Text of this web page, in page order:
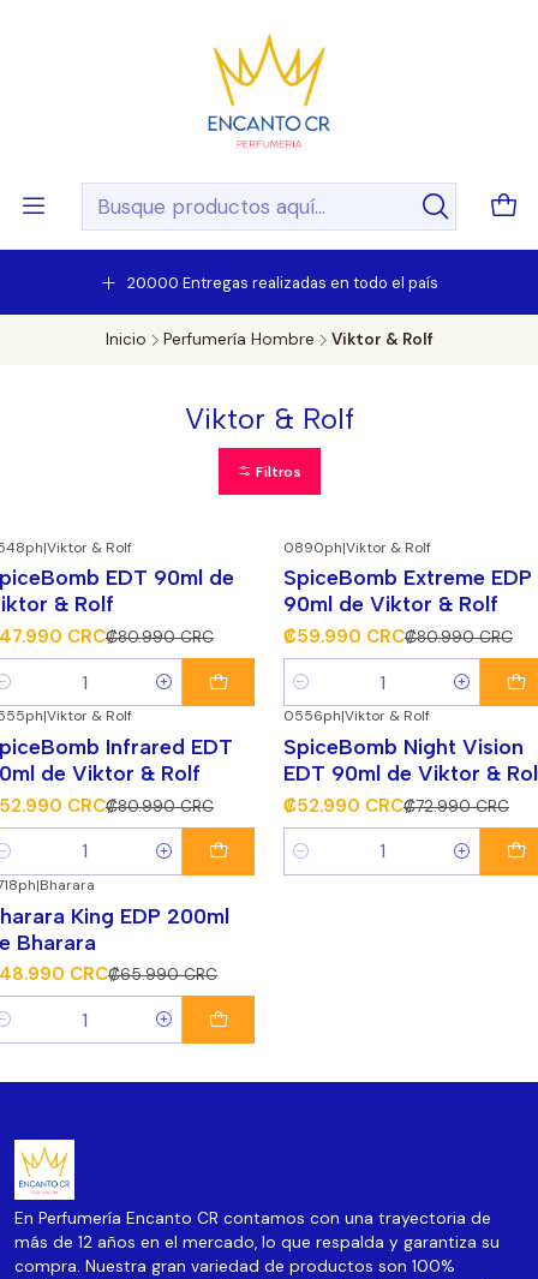
20.000 Entregas realizadas en todo el país
Inicio Perfumería Hombre Viktor & Rolf
Viktor & Rolf
Filtros
¡Súper Descuento!
|Viktor & Rolf
EDT 90ml de
& Rolf
CRC₡80.990 CRC
-26%¡Súper Descuento!
0890ph|Viktor & Rolf
SpiceBomb Extreme EDP
90ml de Viktor & Rolf
₡59.990 CRC₡80.990 CRC
Cantidad
¡Súper Descuento!
|Viktor & Rolf
Infrared EDT
de Viktor & Rolf
CRC₡80.990 CRC
¡Súper Descuento!
0556ph|Viktor & Rolf
SpiceBomb Night Vision
EDT 90ml de Viktor &
₡52.990 CRC₡72.990 CRC
Cantidad
¡Súper Descuento!
|Bharara
King EDP 200ml
Bharara
CRC₡65.990 CRC
En Perfumería Encanto CR contamos con una trayectoria de
más de 12 años en el mercado, lo que respalda y garantiza su
compra. Nuestra gran variedad de productos son 100%